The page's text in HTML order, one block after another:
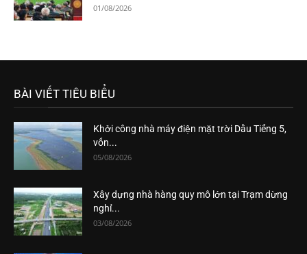
01/08/2026
BÀI VIẾT TIÊU BIỂU
Khởi công nhà máy điện mặt trời Dầu Tiếng 5,
vốn...
05/08/2026
Xây dựng nhà hàng quy mô lớn tại Trạm dừng
nghỉ...
03/08/2026